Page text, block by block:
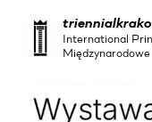
International